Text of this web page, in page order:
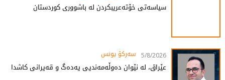
سیاسەتی خۆتەعریبکردن لە باشووری کوردستان
5/8/2026 سەرکۆ یونس
عێراق، لە نێوان دەوڵەمەندیی یەدەگ و قەیرانی کاشدا